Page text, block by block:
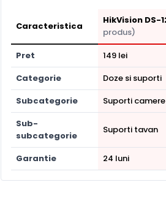
Caracteristica
HikVision DS-
produs)
Pret
149 lei
Categorie
Doze si suporti
Subcategorie
Suporti camere
Sub-
subcategorie
Suporti tavan
Garantie 24 luni